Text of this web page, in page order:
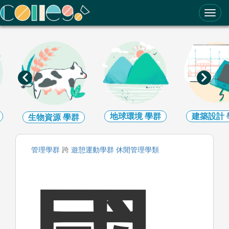
ColleGo! 大學選才與高中育才輔助系統
地球環境 學群 建築設計學群 藝術學
管理學群 跨 遊憩運動學群 休閒管理學類